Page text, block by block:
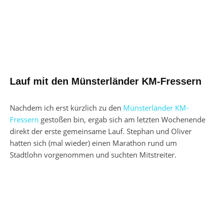
Lauf mit den Münsterländer KM-Fressern
Nachdem ich erst kürzlich zu den Münsterländer KM-
Fressern gestoßen bin, ergab sich am letzten Wochenende
direkt der erste gemeinsame Lauf. Stephan und Oliver
hatten sich (mal wieder) einen Marathon rund um
Stadtlohn vorgenommen und suchten Mitstreiter.